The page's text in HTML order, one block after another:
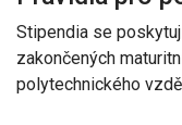
Stipendia se
zakončených
polytechnického